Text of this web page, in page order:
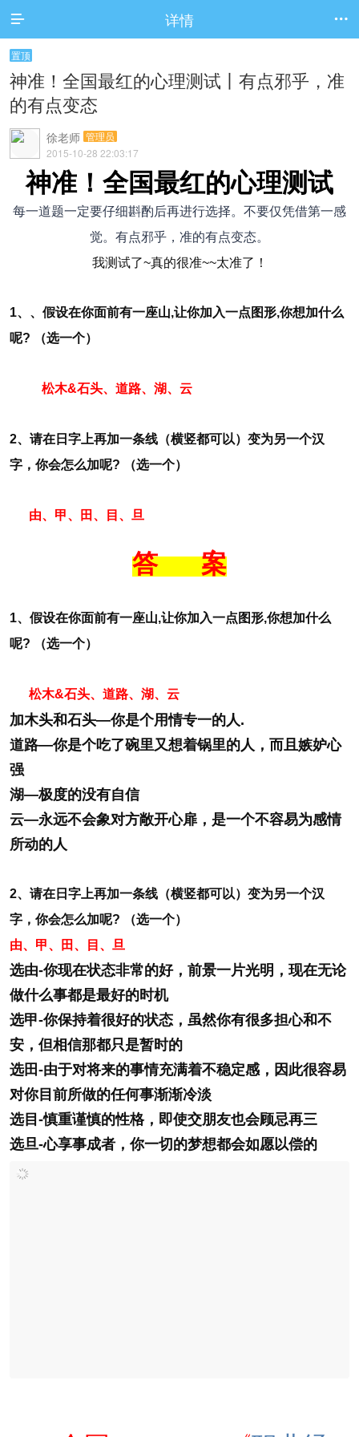
 详情 
置顶
神准！全国最红的心理测试丨有点邪乎，准
的有点变态
徐老师 管理员
2015-10-28 22:03:17
神准！全国最红的心理测试
每一道题一定要仔细斟酌后再进行选择。不要仅凭借第一感
觉。有点邪乎，准的有点变态。
我测试了~真的很准~~太准了！
1、 、假设在你面前有一座山,让你加入一点图形,你想加什么
呢? （选一个）
松木&石头、道路、湖、云
2、请在日字上再加一条线（横竖都可以）变为另一个汉
字，你会怎么加呢? （选一个）
由、甲、田、目、旦
答 案
1、假设在你面前有一座山,让你加入一点图形,你想加什么
呢? （选一个）
松木&石头、道路、湖、云
加木头和石头—你是个用情专一的人.
道路—你是个吃了碗里又想着锅里的人，而且嫉妒心
强
湖—极度的没有自信
云—永远不会象对方敞开心扉，是一个不容易为感情
所动的人
2、请在日字上再加一条线（横竖都可以）变为另一个汉
字，你会怎么加呢? （选一个）
由、甲、田、目、旦
选由-你现在状态非常的好，前景一片光明，现在无论
做什么事都是最好的时机
选甲-你保持着很好的状态，虽然你有很多担心和不
安，但相信那都只是暂时的
选田-由于对将来的事情充满着不稳定感，因此很容易
对你目前所做的任何事渐渐冷淡
选目-慎重谨慎的性格，即使交朋友也会顾忌再三
选旦-心享事成者，你一切的梦想都会如愿以偿的